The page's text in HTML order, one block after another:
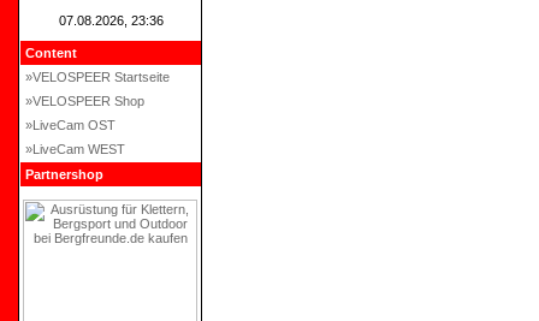
07.08.2026, 23:36
Content
»VELOSPEER Startseite
»VELOSPEER Shop
»LiveCam OST
»LiveCam WEST
Partnershop